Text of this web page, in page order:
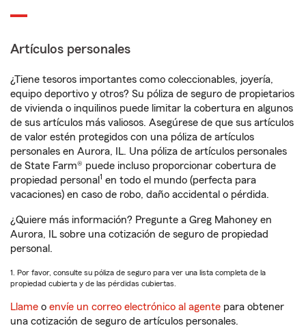
Artículos personales
¿Tiene tesoros importantes como coleccionables, joyería,
equipo deportivo y otros? Su póliza de seguro de propietarios
de vivienda o inquilinos puede limitar la cobertura en algunos
de sus artículos más valiosos. Asegúrese de que sus artículos
de valor estén protegidos con una póliza de artículos
personales en Aurora, IL. Una póliza de artículos personales
de State Farm® puede incluso proporcionar cobertura de
propiedad personal 1 en todo el mundo (perfecta para
vacaciones) en caso de robo, daño accidental o pérdida.
¿Quiere más información? Pregunte a Greg Mahoney en
Aurora, IL sobre una cotización de seguro de propiedad
personal.
1. Por favor, consulte su póliza de seguro para ver una lista completa de la
propiedad cubierta y de las pérdidas cubiertas.
Llame o envíe un correo electrónico al agente para obtener
una cotización de seguro de artículos personales.